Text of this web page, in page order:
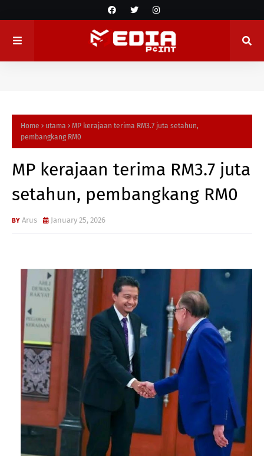
Home utama
MP kerajaan terima RM3.7 juta setahun,
pembangkang RM0
MP kerajaan terima RM3.7 juta
setahun, pembangkang RM0
Arus January 25, 2026